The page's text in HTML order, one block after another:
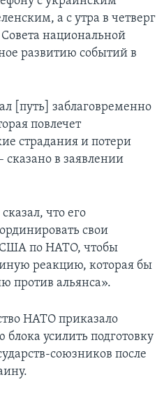
а с утра в четверг
Совета национальной
развитию событий в
[путь] заблаговременно
повлечет
страдания и потери
в заявлении
что его
свои
по НАТО, чтобы
реакцию, которая бы
против альянса».
НАТО приказало
усилить подготовку
союзников после